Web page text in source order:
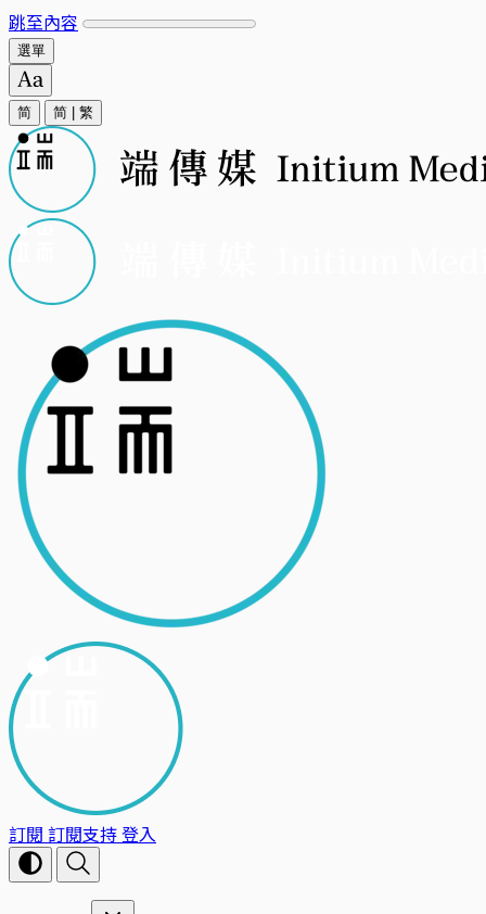
跳至內容
選單
简 简 繁
訂閱 訂閱支持登入